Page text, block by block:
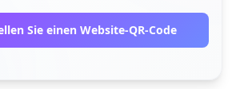
Sie einen Website-QR-Code